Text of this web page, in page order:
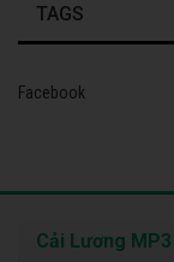
TAGS
Facebook
Cải Lương MP3